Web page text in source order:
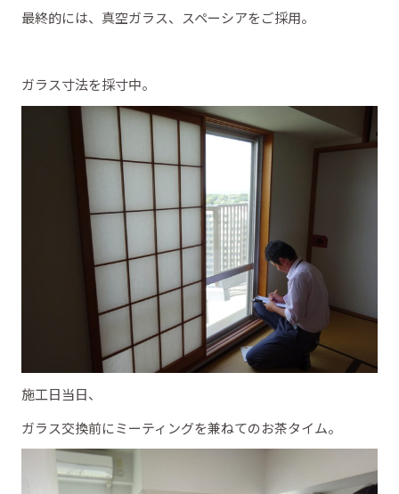
最終的には、真空ガラス、スペーシアをご採用。
ガラス寸法を採寸中。
施工日当日、
ガラス交換前にミーティングを兼ねてのお茶タイム。